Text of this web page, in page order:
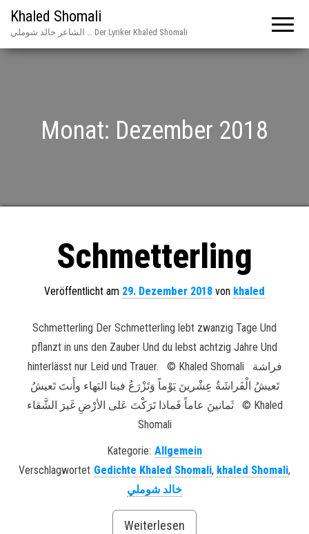
Khaled Shomali
الشاعر خالد شوملي … Der Lyriker Khaled Shomali
Monat: Dezember 2018
Schmetterling
Veröffentlicht am 29. Dezember 2018 von khaled
Schmetterling Der Schmetterling lebt zwanzig Tage Und
pflanzt in uns den Zauber Und du lebst achtzig Jahre Und
hinterlässt nur Leid und Trauer. © Khaled Shomali فراشة
تَعيشُ الْفَراشَةُ عِشْرينَ يَوْماً وَتَزْرَعُ فينا البَهاء وأَنتَ تَعيشُ
ثَمانينَ عاماً فَماذا تَرَكْتَ عَلى الأرْضِ غَيرَ الشَّقاء © Khaled
Shomali
Kategorie: Allgemein
Verschlagwortet Gedichte Khaled Shomali, khaled Shomali,
خالد شوملي
Weiterlesen